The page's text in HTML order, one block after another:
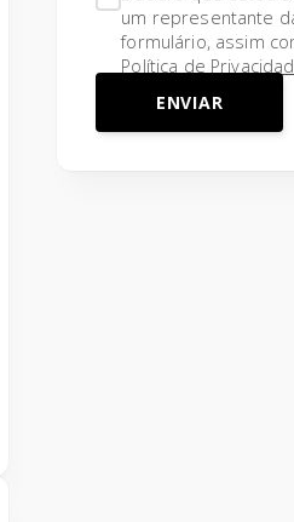
um representante
formulário, assim
Política de
ENVIAR